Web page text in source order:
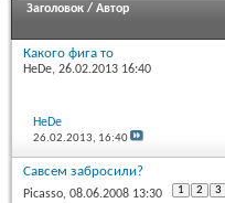
Заголовок / Автор
Какого фига то
HeDe, 26.02.2013 16:40
HeDe
26.02.2013, 16:40
Савсем забросили?
Picasso, 08.06.2008 13:30 1 2 3